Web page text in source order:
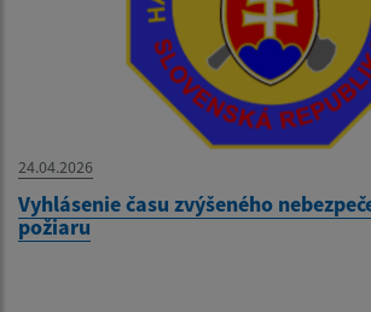
24.04.2026
Vyhlásenie času zvýšeného
požiaru